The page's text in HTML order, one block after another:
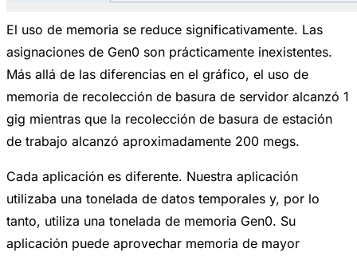
El uso de memoria se reduce significativamente. Las
asignaciones de Gen0 son prácticamente inexistentes.
Más allá de las diferencias en el gráfico, el uso de
memoria de recolección de basura de servidor alcanzó 1
gig mientras que la recolección de basura de estación
de trabajo alcanzó aproximadamente 200 megs.
Cada aplicación es diferente. Nuestra aplicación
utilizaba una tonelada de datos temporales y, por lo
tanto, utiliza una tonelada de memoria Gen0. Su
aplicación puede aprovechar memoria de mayor